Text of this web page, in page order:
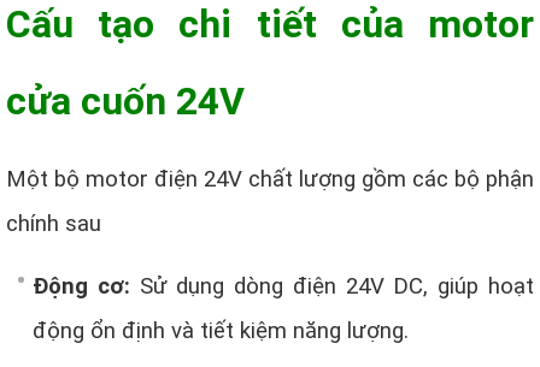
Cấu tạo chi tiết của motor
cửa cuốn 24V
Một bộ motor điện 24V chất lượng gồm các bộ phận
chính sau
Động cơ: Sử dụng dòng điện 24V DC, giúp hoạt
động ổn định và tiết kiệm năng lượng.